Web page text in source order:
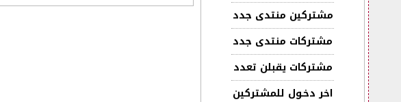
مشتركين منتدى جدد
مشتركات منتدى جدد
مشتركات يقبلن تعدد
اخر دخـول للمشتركين